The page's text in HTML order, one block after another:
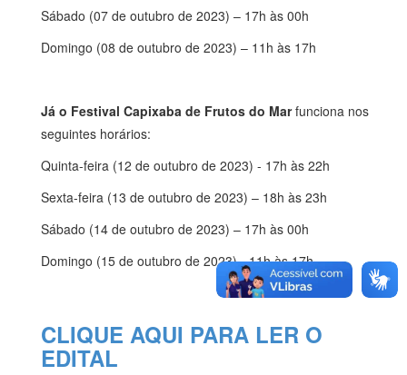
Sábado (07 de outubro de 2023) – 17h às 00h
Domingo (08 de outubro de 2023) – 11h às 17h
Já o Festival Capixaba de Frutos do Marfunciona nos
seguintes horários:
Quinta-feira (12 de outubro de 2023) - 17h às 22h
Sexta-feira (13 de outubro de 2023) – 18h às 23h
Sábado (14 de outubro de 2023) – 17h às 00h
Domingo (15 de outubro de 2023) - 11h às 17h
CLIQUE AQUI PARA LER O
EDITAL